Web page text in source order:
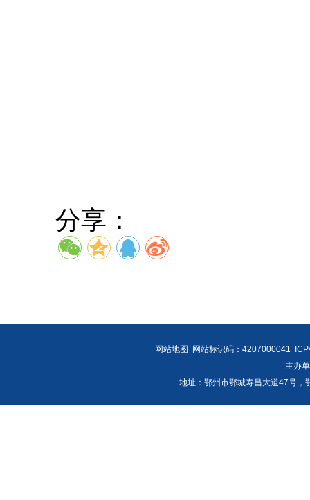
分享：
网站地图
网站标识码：4207000041
主办
地址：鄂州市鄂城寿昌大道47号